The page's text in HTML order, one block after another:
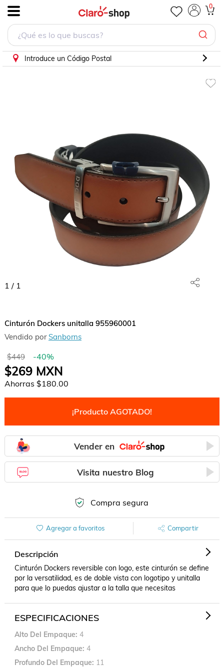
0
Introduce un Código Postal
1 / 1
Cinturón Dockers unitalla 955960001
Vendido por Sanborns
$449 -40%
$269MXN
Ahorras $180.00
¡Producto AGOTADO!
Vender en
Visita nuestro Blog
Compra segura
Agregar a favoritos Compartir
Descripción
Cinturón Dockers reversible con logo, este cinturón se define
por la versatilidad, es de doble vista con logotipo y unitalla
para que lo puedas ajustar a la talla que necesitas
ESPECIFICACIONES
Alto Del Empaque 4
Ancho Del Empaque 4
Profundo Del Empaque
11
Cinturón Dockers unitalla 955960001